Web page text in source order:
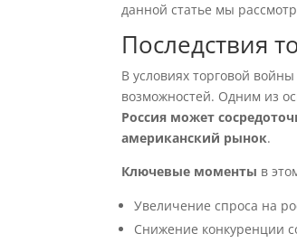
данной статье мы
Последствия
В условиях торговой
возможностей. Одним из
Россия может
американский рынок.
Ключевые моменты в
Увеличение спроса на
Снижение конкуренции